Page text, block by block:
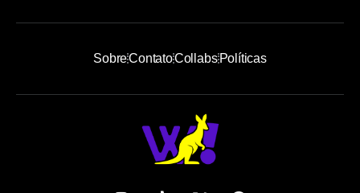
SobreContatoCollabsPolíticas